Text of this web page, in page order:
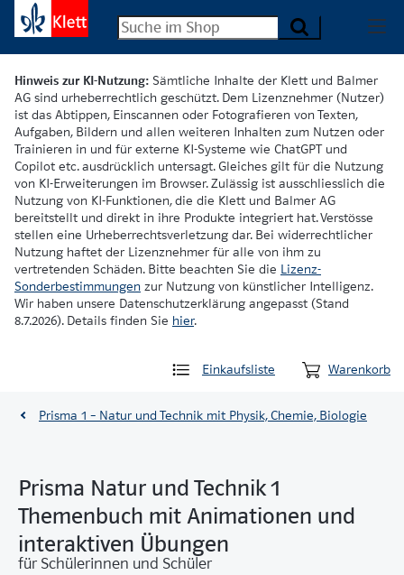
Hinweis zur KI-Nutzung: Sämtliche Inhalte der Klett und Balmer
AG sind urheberrechtlich geschützt. Dem Lizenznehmer (Nutzer)
ist das Abtippen, Einscannen oder Fotografieren von Texten,
Aufgaben, Bildern und allen weiteren Inhalten zum Nutzen oder
Trainieren in und für externe KI-Systeme wie ChatGPT und
Copilot etc. ausdrücklich untersagt. Gleiches gilt für die Nutzung
von KI-Erweiterungen im Browser. Zulässig ist ausschliesslich die
Nutzung von KI-Funktionen, die die Klett und Balmer AG
bereitstellt und direkt in ihre Produkte integriert hat. Verstösse
stellen eine Urheberrechtsverletzung dar. Bei widerrechtlicher
Nutzung haftet der Lizenznehmer für alle von ihm zu
vertretenden Schäden. Bitte beachten Sie die Lizenz-
Sonderbestimmungen zur Nutzung von künstlicher Intelligenz.
Wir haben unsere Datenschutzerklärung angepasst (Stand
8.7.2026). Details finden Sie hier.
Einkaufsliste Warenkorb
Prisma 1 – Natur und Technik mit Physik, Chemie, Biologie
Prisma Natur und Technik 1
Themenbuch mit Animationen und
interaktiven Übungen
für Schülerinnen und Schüler